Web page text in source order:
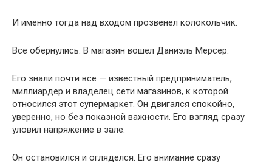
И именно тогда над входом прозвенел колокольчик.
Все обернулись. В магазин вошёл Даниэль Мерсер.
Его знали почти все — известный предприниматель,
миллиардер и владелец сети магазинов, к которой
относился этот супермаркет. Он двигался спокойно,
уверенно, но без показной важности. Его взгляд сразу
уловил напряжение в зале.
Он остановился и огляделся. Его внимание сразу